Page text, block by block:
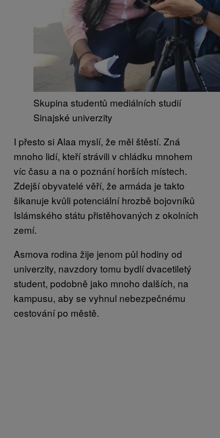
Skupina studentů mediálních studií
Sinajské univerzity
I přesto si Alaa myslí, že měl štěstí. Zná
mnoho lidí, kteří strávili v chládku mnohem
víc času a na o poznání horších místech.
Zdejší obyvatelé věří, že armáda je takto
šikanuje kvůli potenciální hrozbě bojovníků
Islámského státu přistěhovaných z okolních
zemí.
Asmova rodina žije jenom půl hodiny od
univerzity, navzdory tomu bydlí dvacetiletý
student, podobně jako mnoho dalších, na
kampusu, aby se vyhnul nebezpečnému
cestování po městě.